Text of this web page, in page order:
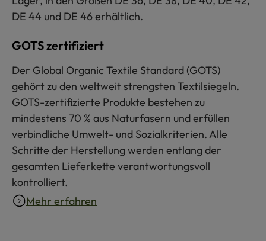
DE 44 und DE 46 erhältlich.
GOTS zertifiziert
Der Global Organic Textile Standard (GOTS)
gehört zu den weltweit strengsten Textilsiegeln.
GOTS-zertifizierte Produkte bestehen zu
mindestens 70 % aus Naturfasern und erfüllen
verbindliche Umwelt- und Sozialkriterien. Alle
Schritte der Herstellung werden entlang der
gesamten Lieferkette verantwortungsvoll
kontrolliert.
Mehr erfahren